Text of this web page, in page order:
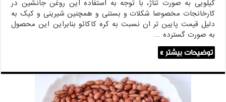
کیلویی به صورت تناژ، با توجه به استفاده این روغن جانشین در
کارخانجات مخصوصا شکلات و بستنی و همچنین شیرینی و کیک به
دلیل قیمت پایین تر ان نسبت به کره کاکائو بنابراین این محصول
به صورت گسترده …
توضیحات بیشتر »